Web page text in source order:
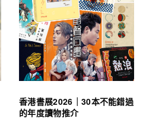
香港書展2026｜30本不能錯過
的年度讀物推介